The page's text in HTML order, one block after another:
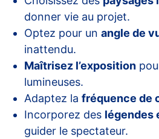
donner vie au projet.
Optez pour un angle de
inattendu.
Maîtrisez l’exposition
lumineuses.
Adaptez la fréquence de
Incorporez des légendes
guider le spectateur.